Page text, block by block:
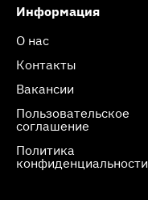
Информация
О нас
Контакты
Вакансии
Пользовательское
соглашение
Политика
конфиденциальности